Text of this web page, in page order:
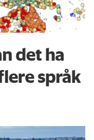
det ha
språk